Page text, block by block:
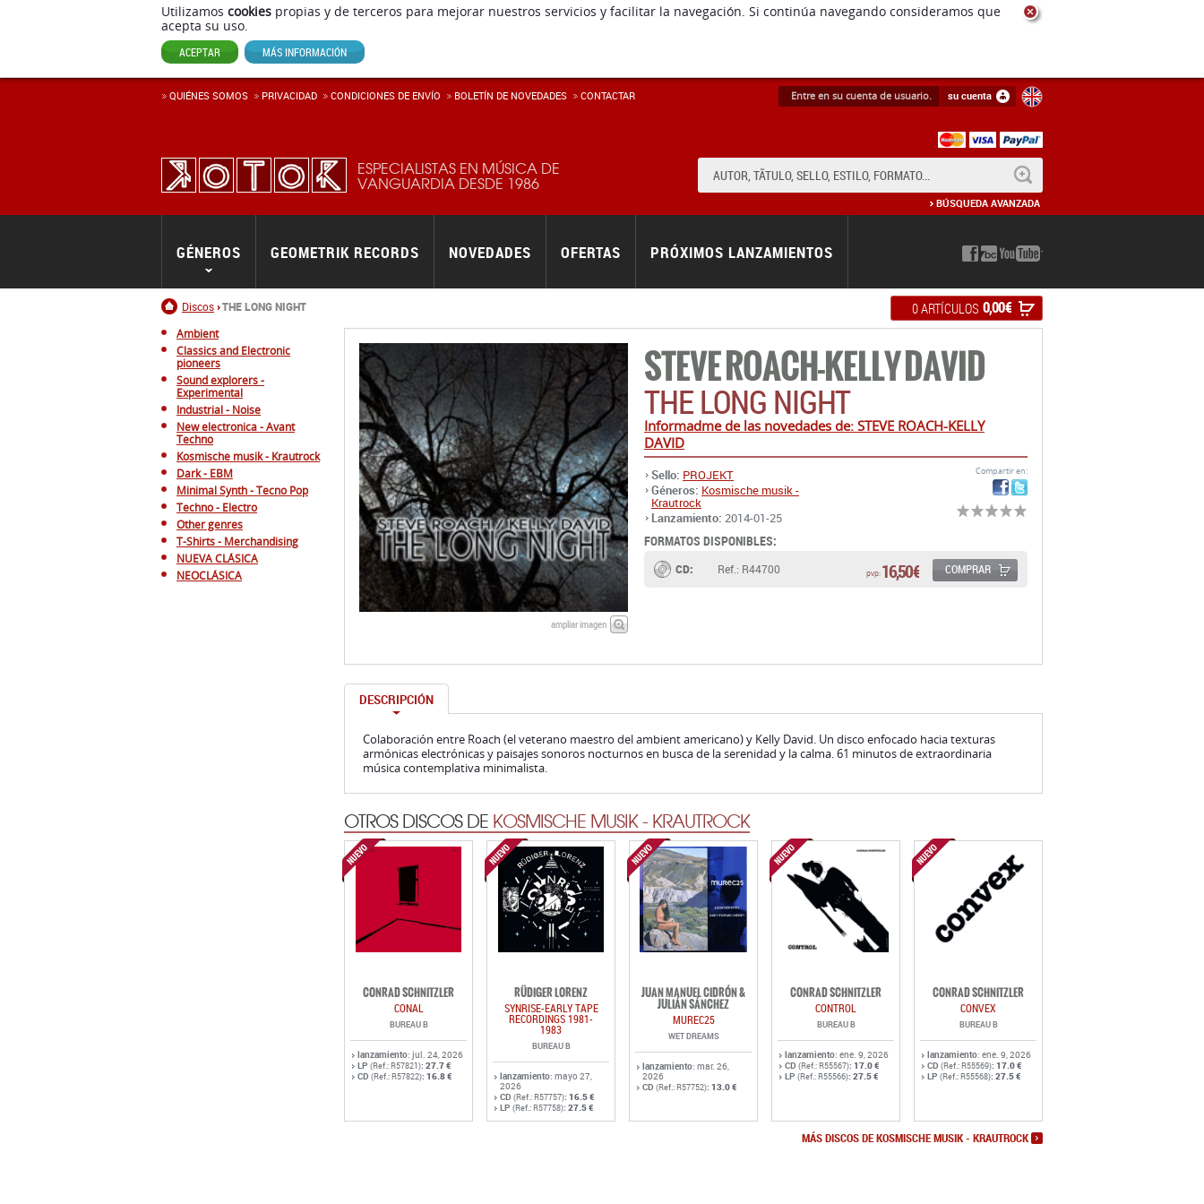
Utilizamos cookies propias y de terceros para mejorar nuestros servicios y facilitar la navegación. Si continúa navegando consideramos que
acepta su uso.
ACEPTAR MÁS INFORMACIÓN
ESPECIALISTAS EN MÚSICA DE
VANGUARDIA DESDE 1986
Inicio
Discos THE LONG NIGHT
Entre en su cuenta de usuario. su cuenta
BÚSQUEDA AVANZADA
0 ARTÍCULOS 0,00 €
GÉNEROS GEOMETRIK RECORDS NOVEDADES OFERTAS PRÓXIMOS LANZAMIENTOS
QUIÉNES SOMOS PRIVACIDAD CONDICIONES DE ENVÍ­O BOLETÍN DE NOVEDADES CONTACTAR
Ambient
Classics and Electronic
pioneers
Sound explorers -
Experimental
Industrial - Noise
New electronica - Avant
Techno
Kosmische musik - Krautrock
Dark - EBM
Minimal Synth - Tecno Pop
Techno - Electro
Other genres
T-Shirts - Merchandising
NUEVA CLÁSICA
NEOCLÁSICA
STEVE ROACH-KELLY DAVID
THE LONG NIGHT
Informadme de las novedades de: STEVE ROACH-KELLY
DAVID
ampliar imagen
Sello: PROJEKT
Géneros: Kosmische musik -
Krautrock
Lanzamiento: 2014-01-25
Compartir en:
FORMATOS DISPONIBLES:
CD: Ref.: R44700 pvp:16,50 € COMPRAR
DESCRIPCIÓN
Colaboración entre Roach (el veterano maestro del ambient americano) y Kelly David. Un disco enfocado hacia texturas
armónicas electrónicas y paisajes sonoros nocturnos en busca de la serenidad y la calma. 61 minutos de extraordinaria
música contemplativa minimalista.
OTROS DISCOS DE KOSMISCHE MUSIK - KRAUTROCK
CONRAD SCHNITZLER
CONAL
BUREAU B
lanzamiento: jul. 24, 2026
LP (Ref.: R57821): 27.7 €
CD (Ref.: R57822): 16.8 €
RÜDIGER LORENZ
SYNRISE-EARLY TAPE
RECORDINGS 1981-
1983
BUREAU B
lanzamiento: mayo 27,
2026
CD (Ref.: R57757): 16.5 €
LP (Ref.: R57758): 27.5 €
JUAN MANUEL CIDRÓN &
JULIÁN SÁNCHEZ
MUREC25
WET DREAMS
lanzamiento: mar. 26,
2026
CD (Ref.: R57752): 13.0 €
CONRAD SCHNITZLER
CONTROL
BUREAU B
lanzamiento: ene. 9, 2026
CD (Ref.: R55567): 17.0 €
LP (Ref.: R55566): 27.5 €
CONRAD SCHNITZLER
CONVEX
BUREAU B
lanzamiento: ene. 9, 2026
CD (Ref.: R55569): 17.0 €
LP (Ref.: R55568): 27.5 €
MÁS DISCOS DE KOSMISCHE MUSIK - KRAUTROCK